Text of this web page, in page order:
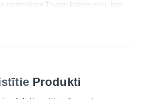
nodrošinot Tavam kaķim visu, kas
Produkti